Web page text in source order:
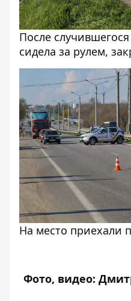
После
сидела за рулем,
На место приехали
Фото, видео: